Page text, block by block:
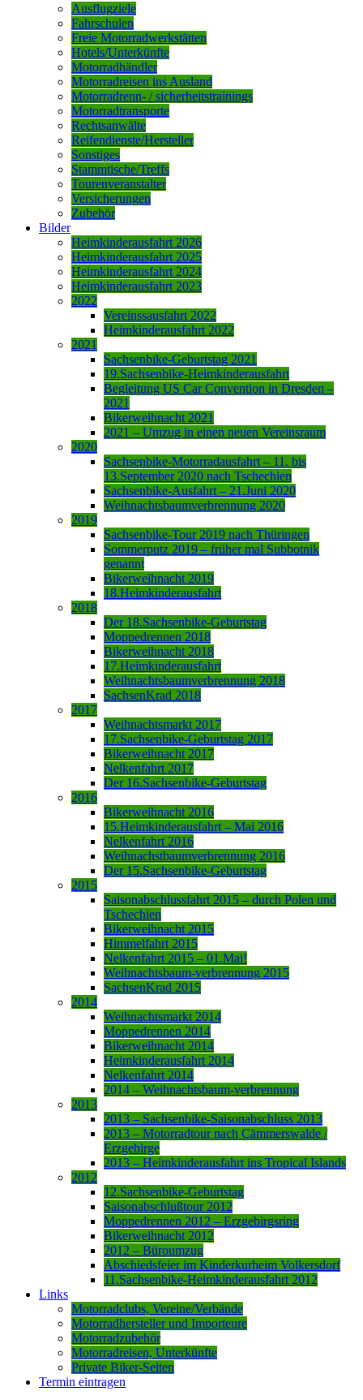
Ausflugziele
Fahrschulen
Freie Motorradwerkstätten
Hotels/Unterkünfte
Motorradhändler
Motorradreisen ins Ausland
Motorradrenn- / sicherheitstrainings
Motorradtransporte
Rechtsanwälte
Reifendienste/Hersteller
Sonstiges
Stammtische/Treffs
Tourenveranstalter
Versicherungen
Zubehör
Bilder
Heimkinderausfahrt 2026
Heimkinderausfahrt 2025
Heimkinderausfahrt 2024
Heimkinderausfahrt 2023
2022
Vereinssausfahrt 2022
Heimkinderausfahrt 2022
2021
Sachsenbike-Geburtstag 2021
19.Sachsenbike-Heimkinderausfahrt
Begleitung US Car Convention in Dresden –
2021
Bikerweihnacht 2021
2021 – Umzug in einen neuen Vereinsraum
2020
Sachsenbike-Motorradausfahrt – 11. bis
13.September 2020 nach Tschechien
Sachsenbike-Ausfahrt – 21.Juni 2020
Weihnachtsbaumverbrennung 2020
2019
Sachsenbike-Tour 2019 nach Thüringen
Sommerputz 2019 – früher mal Subbotnik
genannt
Bikerweihnacht 2019
18.Heimkinderausfahrt
2018
Der 18.Sachsenbike-Geburtstag
Moppedrennen 2018
Bikerweihnacht 2018
17.Heimkinderausfahrt
Weihnachtsbaumverbrennung 2018
SachsenKrad 2018
2017
Weihnachtsmarkt 2017
17.Sachsenbike-Geburtstag 2017
Bikerweihnacht 2017
Nelkenfahrt 2017
Der 16.Sachsenbike-Geburtstag
2016
Bikerweihnacht 2016
15.Heimkinderausfahrt – Mai 2016
Nelkenfahrt 2016
Weihnachstbaumverbrennung 2016
Der 15.Sachsenbike-Geburtstag
2015
Saisonabschlussfahrt 2015 – durch Polen und
Tschechien
Bikerweihnacht 2015
Himmelfahrt 2015
Nelkenfahrt 2015 – 01.Mai!
Weihnachtsbaum-verbrennung 2015
SachsenKrad 2015
2014
Weihnachtsmarkt 2014
Moppedrennen 2014
Bikerweihnacht 2014
Heimkinderausfahrt 2014
Nelkenfahrt 2014
2014 – Weihnachtsbaum-verbrennung
2013
2013 – Sachsenbike-Saisonabschluss 2013
2013 – Motorradtour nach Cämmerswalde /
Erzgebirge
2013 – Heimkinderausfahrt ins Tropical Islands
2012
12.Sachsenbike-Geburtstag
Saisonabschlußtour 2012
Moppedrennen 2012 – Erzgebirgsring
Bikerweihnacht 2012
2012 – Büroumzug
Abschiedsfeier im Kinderkurheim Volkersdorf
11.Sachsenbike-Heimkinderausfahrt 2012
Links
Motorradclubs, Vereine/Verbände
Motorradhersteller und Importeure
Motorradzubehör
Motorradreisen, Unterkünfte
Private Biker-Seiten
Termin eintragen